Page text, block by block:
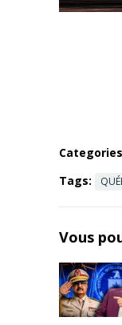
Tags:
Vous